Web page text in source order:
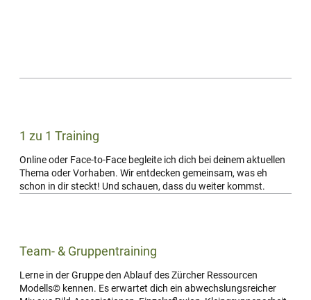
1 zu 1 Training
Online oder Face-to-Face begleite ich dich bei deinem aktuellen
Thema oder Vorhaben. Wir entdecken gemeinsam, was eh
schon in dir steckt! Und schauen, dass du weiter kommst.
Team- & Gruppentraining
Lerne in der Gruppe den Ablauf des Zürcher Ressourcen
Modells© kennen. Es erwartet dich ein abwechslungs­reicher